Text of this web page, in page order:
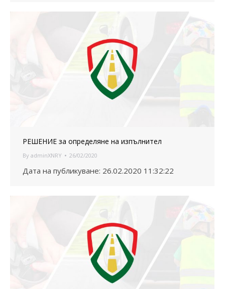
РЕШЕНИЕ за определяне на изпълнител
By adminXNRY 26/02/2020
Дата на публикуване: 26.02.2020 11:32:22